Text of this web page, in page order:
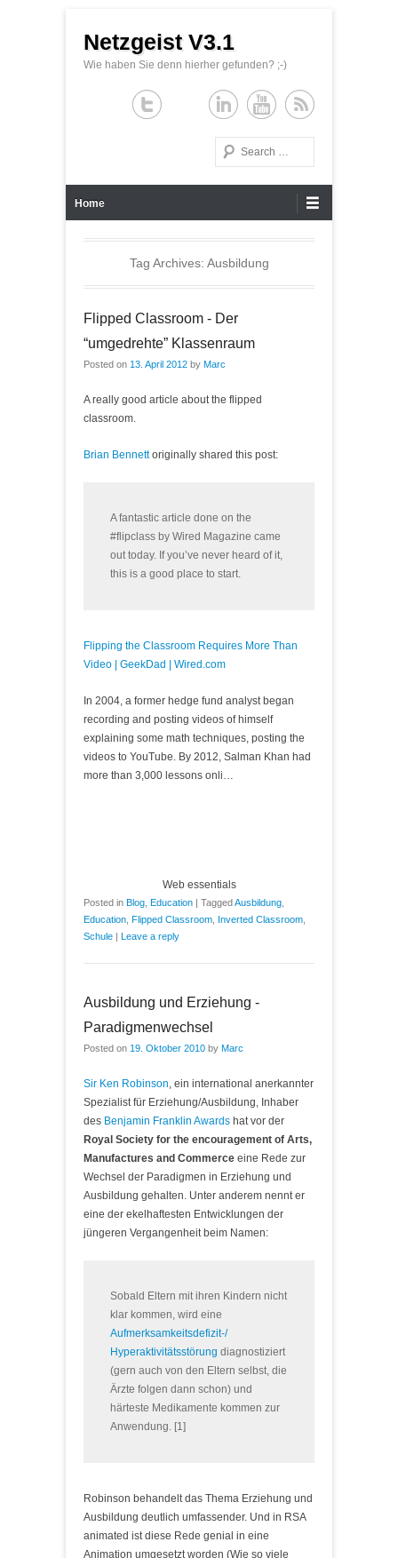
Netzgeist V3.1
Wie haben Sie denn hierher gefunden? ;-)
Search
Home
Tag Archives: Ausbildung
Flipped Classroom - Der
“umgedrehte” Klassenraum
Posted on 13. April 2012 by Marc
A really good article about the flipped
classroom.
Brian Bennettoriginally shared this post:
A fantastic article done on the
#flipclass by Wired Magazine came
out today. If you’ve never heard of it,
this is a good place to start.
Flipping the Classroom Requires More Than
Video | GeekDad | Wired.com
In 2004, a former hedge fund analyst began
recording and posting videos of himself
explaining some math techniques, posting the
videos to YouTube. By 2012, Salman Khan had
more than 3,000 lessons onli…
Web essentials
Posted in Blog Education | TaggedAusbildung
Education Flipped Classroom Inverted Classroom
Schule | Leave a reply
Ausbildung und Erziehung -
Paradigmenwechsel
Posted on 19. Oktober 2010 by Marc
Sir Ken Robinson, ein international anerkannter
Spezialist für Erziehung/Ausbildung, Inhaber
des Benjamin Franklin Awards hat vor der
Royal Society for the encouragement of Arts,
Manufactures and Commerce eine Rede zur
Wechsel der Paradigmen in Erziehung und
Ausbildung gehalten. Unter anderem nennt er
eine der ekelhaftesten Entwicklungen der
jüngeren Vergangenheit beim Namen:
Sobald Eltern mit ihren Kindern nicht
klar kommen, wird eine
Aufmerksamkeitsdefizit-/
Hyperaktivitätsstörung diagnostiziert
(gern auch von den Eltern selbst, die
Ärzte folgen dann schon) und
härteste Medikamente kommen zur
Anwendung. [1]
Robinson behandelt das Thema Erziehung und
Ausbildung deutlich umfassender. Und in RSA
animated ist diese Rede genial in eine
Animation umgesetzt worden (Wie so viele